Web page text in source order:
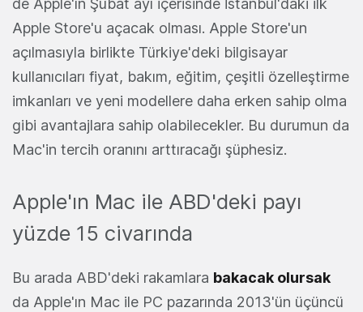
de Apple'ın Şubat ayı içerisinde İstanbul'daki ilk
Apple Store'u açacak olması. Apple Store'un
açılmasıyla birlikte Türkiye'deki bilgisayar
kullanıcıları fiyat, bakım, eğitim, çeşitli özelleştirme
imkanları ve yeni modellere daha erken sahip olma
gibi avantajlara sahip olabilecekler. Bu durumun da
Mac'in tercih oranını arttıracağı şüphesiz.
Apple'ın Mac ile ABD'deki payı
yüzde 15 civarında
Bu arada ABD'deki rakamlara bakacak olursak
da Apple'ın Mac ile PC pazarında 2013'ün üçüncü